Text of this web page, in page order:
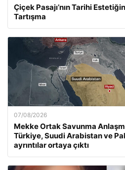
Çiçek Pasajı’nın Tarihi
Tartışma
07/08/2026
Mekke Ortak Savunma
Türkiye, Suudi Arabistan ve
ayrıntılar ortaya çıktı